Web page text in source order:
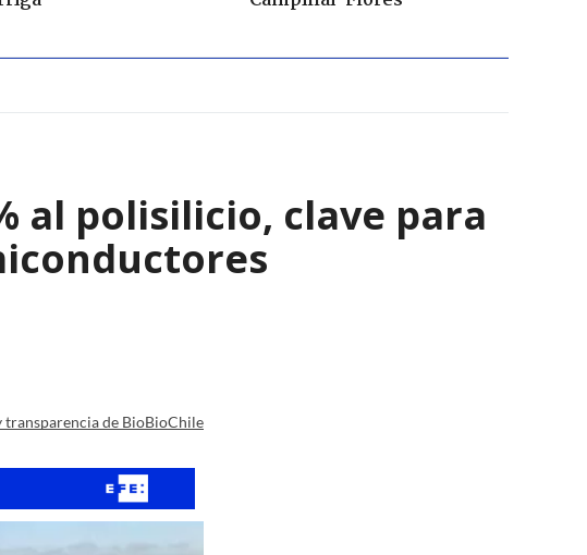
al polisilicio, clave para
transparencia de BioBioChile